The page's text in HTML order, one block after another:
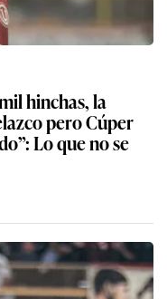
hinchas, la
pero Cúper
Lo que no se